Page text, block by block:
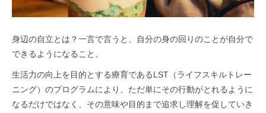
身辺の自立とは？一言で言うと、自分の身の回りのことが自分で
できるようになること。
生活力の向上を目的とする療育であるLST（ライフスキルトレー
ニング）のプログラムにより、ただ単にその行動がとれるように
なるだけではなく、その意味や目的まで追求し理解を促していき